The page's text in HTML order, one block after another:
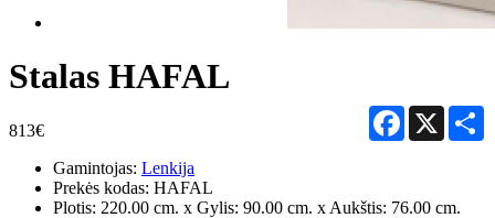
Stalas HAFAL
813€
Facebook
X
Gamintojas: Lenkija
Prekės kodas: HAFAL
Plotis: 220.00 cm. x Gylis: 90.00 cm. x Aukštis: 76.00 cm.